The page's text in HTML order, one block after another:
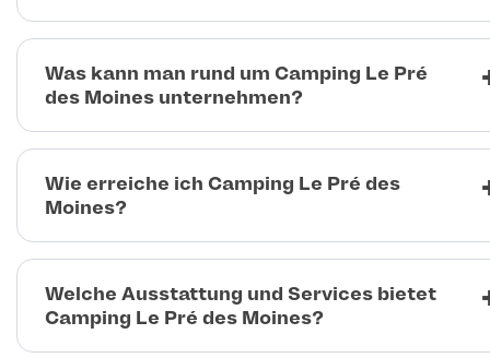
Was kann man rund um Camping Le Pré
des Moines unternehmen?
Wie erreiche ich Camping Le Pré des
Moines?
Welche Ausstattung und Services bietet
Camping Le Pré des Moines?